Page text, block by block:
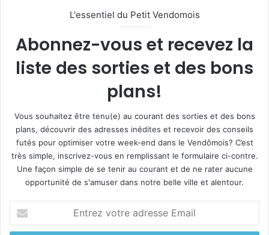
L'essentiel du Petit Vendomois
Abonnez-vous et recevez la
liste des sorties et des bons
plans!
Vous souhaitez être tenu(e) au courant des sorties et des bons
plans, découvrir des adresses inédites et recevoir des conseils
futés pour optimiser votre week-end dans le Vendômois? C’est
très simple, inscrivez-vous en remplissant le formulaire ci-contre.
Une façon simple de se tenir au courant et de ne rater aucune
opportunité de s'amuser dans notre belle ville et alentour.
t